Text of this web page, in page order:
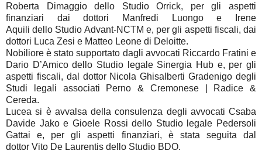
Roberta Dimaggio dello Studio Orrick, per gli aspetti
finanziari dai dottori
Manfredi Luongo e Irene
Aquili dello Studio Advant-NCTM e, per gli aspetti fiscali, dai
dottori Luca Zesi e Matteo Leone di Deloitte.
Nobiliore è stato supportato dagli avvocati Riccardo Fratini e
Dario D’Amico dello Studio legale Sinergia Hub e, per gli
aspetti fiscali, dal dottor Nicola Ghisalberti Gradenigo degli
Studi legali associati Perno & Cremonese | Radice &
Cereda.
Lucea si è avvalsa della consulenza degli avvocati Csaba
Davide Jakoe Gioele Rossi dello Studio legale Pedersoli
Gattai e, per gli aspetti finanziari, è stata seguita dal
dottor Vito De Laurentis dello Studio BDO.